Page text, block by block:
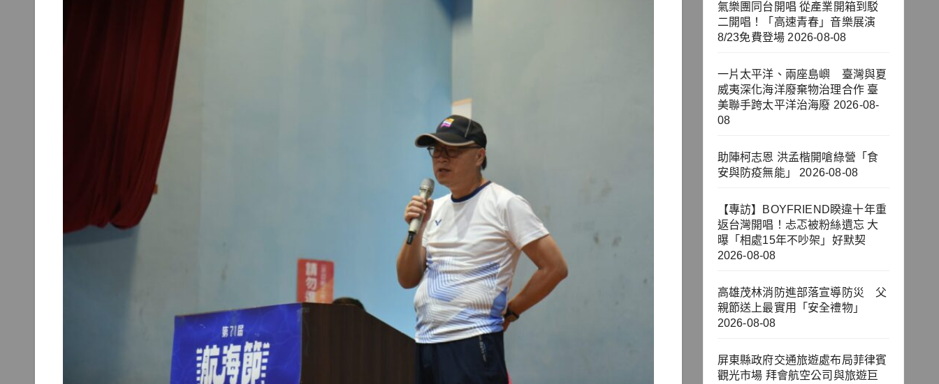
氣樂團同台開唱 從產業開箱到駁
二開唱！「高速青春」音樂展演
8/23免費登場 2026-08-08
一片太平洋、兩座島嶼 臺灣與夏
威夷深化海洋廢棄物治理合作 臺
美聯手跨太平洋治海廢 2026-08-
08
助陣柯志恩 洪孟楷開嗆綠營「食
安與防疫無能」
2026-08-08
【專訪】BOYFRIEND睽違十年重
返台灣開唱！忐忑被粉絲遺忘 大
曝「相處15年不吵架」好默契
2026-08-08
高雄茂林消防進部落宣導防災 父
親節送上最實用「安全禮物」
2026-08-08
屏東縣政府交通旅遊處布局菲律賓
觀光市場 拜會航空公司與旅遊巨